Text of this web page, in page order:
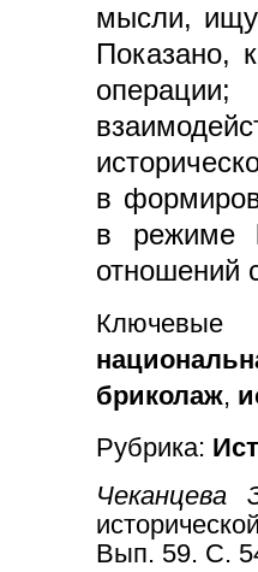
мысли,
Показано,
в
в режиме
отношений
бриколаж,
Рубрика:
Вып. 59. С.